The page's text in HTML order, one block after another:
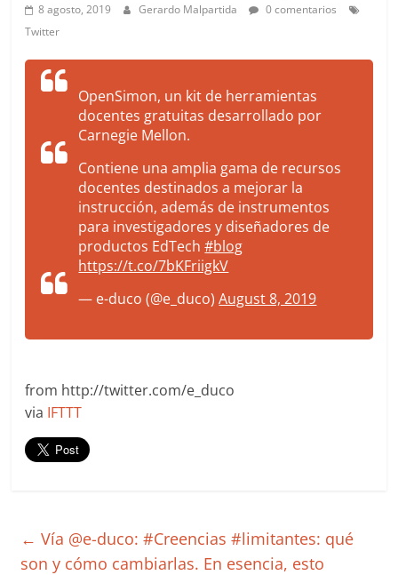
8 agosto, 2019 Gerardo Malpartida
0 comentarios
Twitter
OpenSimon, un kit de herramientas
docentes gratuitas desarrollado por
Carnegie Mellon.
Contiene una amplia gama de recursos
docentes destinados a mejorar la
instrucción, además de instrumentos
para investigadores y diseñadores de
productos EdTech#blog
https://t.co/7bKFriigkV
— e-duco (@e_duco)August 8, 2019
from http://twitter.com/e_duco
via IFTTT
← Vía @e-duco: #Creencias #limitantes: qué
son y cómo cambiarlas. En esencia, esto